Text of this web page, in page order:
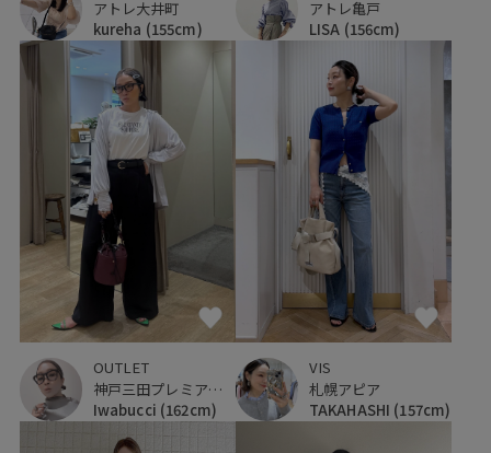
アトレ大井町
kureha (155cm)
アトレ亀戸
LISA (156cm)
OUTLET
神戸三田プレミアム・アウトレット
Iwabucci (162cm)
VIS
札幌アピア
TAKAHASHI (157cm)